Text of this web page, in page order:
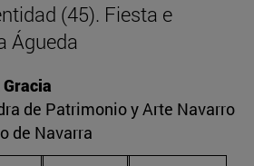
(45). Fiesta e
Águeda
de Patrimonio y Arte Navarro
de Navarra